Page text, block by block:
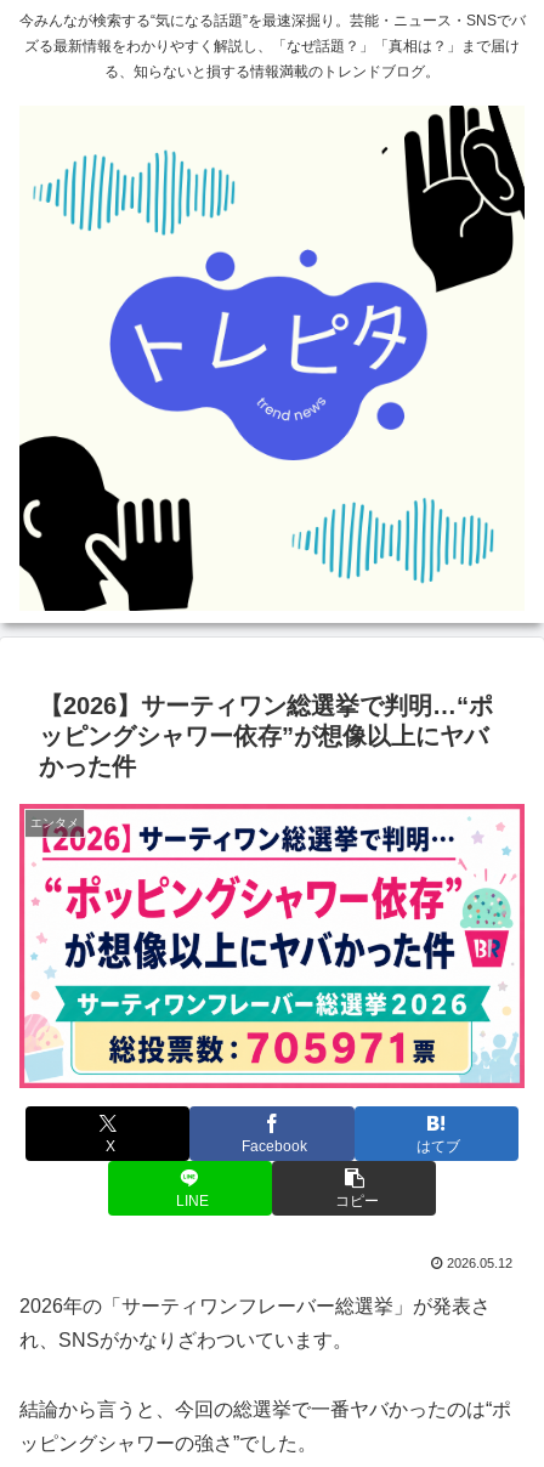
今みんなが検索する“気になる話題”を最速深掘り。芸能・ニュース・SNSでバ
ズる最新情報をわかりやすく解説し、「なぜ話題？」「真相は？」まで届け
る、知らないと損する情報満載のトレンドブログ。
【2026】サーティワン総選挙で判明…“ポ
ッピングシャワー依存”が想像以上にヤバ
かった件
エンタメ
X Facebook はてブ
LINE コピー
2026.05.12
2026年の「サーティワンフレーバー総選挙」が発表さ
れ、SNSがかなりざわついています。
結論から言うと、今回の総選挙で一番ヤバかったのは“ポ
ッピングシャワーの強さ”でした。